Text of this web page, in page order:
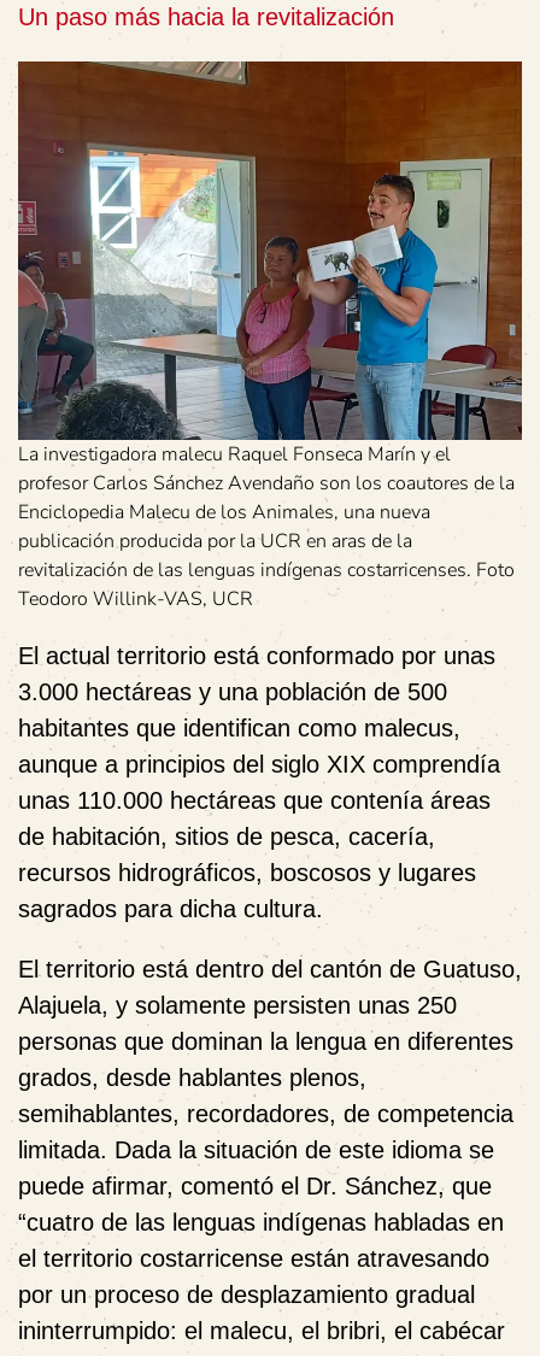
Un paso más hacia la revitalización
La investigadora malecu Raquel Fonseca Marín y el
profesor Carlos Sánchez Avendaño son los coautores de la
Enciclopedia Malecu de los Animales, una nueva
publicación producida por la UCR en aras de la
revitalización de las lenguas indígenas costarricenses. Foto
Teodoro Willink-VAS, UCR
El actual territorio está conformado por unas
3.000 hectáreas y una población de 500
habitantes que identifican como malecus,
aunque a principios del siglo XIX comprendía
unas 110.000 hectáreas que contenía áreas
de habitación, sitios de pesca, cacería,
recursos hidrográficos, boscosos y lugares
sagrados para dicha cultura.
El territorio está dentro del cantón de Guatuso,
Alajuela, y solamente persisten unas 250
personas que dominan la lengua en diferentes
grados, desde hablantes plenos,
semihablantes, recordadores, de competencia
limitada. Dada la situación de este idioma se
puede afirmar, comentó el Dr. Sánchez, que
“cuatro de las lenguas indígenas habladas en
el territorio costarricense están atravesando
por un proceso de desplazamiento gradual
ininterrumpido: el malecu, el bribri, el cabécar